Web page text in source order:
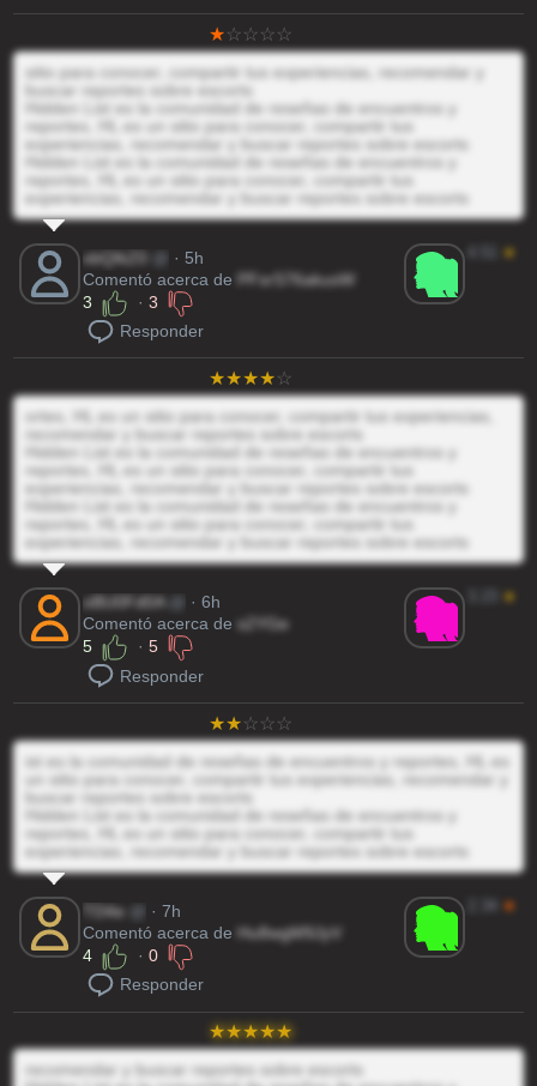
sitio para conocer, compartir tus experiencias, recomendar y
buscar reportes sobre escorts
Hidden List es la comunidad de reseñas de encuentros y
reportes, HL es un sitio para conocer, compartir tus
experiencias, recomendar y buscar reportes sobre escorts
Hidden List es la comunidad de reseñas de encuentros y
reportes, HL es un sitio para conocer, compartir tus
experiencias, recomendar y buscar reportes sobre escorts
xbQIkZ0
· 5h
Comentó acerca de
PFsrS76akusW
3
·3
Responder
★
ortes, HL es un sitio para conocer, compartir tus experiencias,
recomendar y buscar reportes sobre escorts
Hidden List es la comunidad de reseñas de encuentros y
reportes, HL es un sitio para conocer, compartir tus
experiencias, recomendar y buscar reportes sobre escorts
Hidden List es la comunidad de reseñas de encuentros y
reportes, HL es un sitio para conocer, compartir tus
experiencias, recomendar y buscar reportes sobre escorts
oBU0Fd0A
· 6h
Comentó acerca de s2YGe
5
·5
Responder
★
ist es la comunidad de reseñas de encuentros y reportes, HL es
un sitio para conocer, compartir tus experiencias, recomendar y
buscar reportes sobre escorts
Hidden List es la comunidad de reseñas de encuentros y
reportes, HL es un sitio para conocer, compartir tus
experiencias, recomendar y buscar reportes sobre escorts
TD4e
· 7h
Comentó acerca de
Hu8wgM9JyV
4
·0
Responder
★
recomendar y buscar reportes sobre escorts